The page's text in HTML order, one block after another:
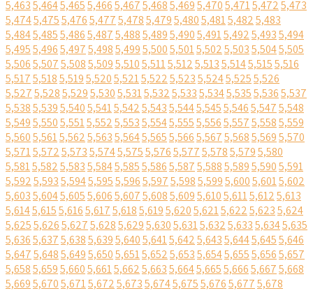
5,4635,4645,4655,4665,4675,4685,4695,4705,4715,4725,473
5,4745,4755,4765,4775,4785,4795,4805,4815,4825,483
5,4845,4855,4865,4875,4885,4895,4905,4915,4925,4935,494
5,4955,4965,4975,4985,4995,5005,5015,5025,5035,5045,505
5,5065,5075,5085,5095,5105,5115,5125,5135,5145,5155,516
5,5175,5185,5195,5205,5215,5225,5235,5245,5255,526
5,5275,5285,5295,5305,5315,5325,5335,5345,5355,5365,537
5,5385,5395,5405,5415,5425,5435,5445,5455,5465,5475,548
5,5495,5505,5515,5525,5535,5545,5555,5565,5575,5585,559
5,5605,5615,5625,5635,5645,5655,5665,5675,5685,5695,570
5,5715,5725,5735,5745,5755,5765,5775,5785,5795,580
5,5815,5825,5835,5845,5855,5865,5875,5885,5895,5905,591
5,5925,5935,5945,5955,5965,5975,5985,5995,6005,6015,602
5,6035,6045,6055,6065,6075,6085,6095,6105,6115,6125,613
5,6145,6155,6165,6175,6185,6195,6205,6215,6225,6235,624
5,6255,6265,6275,6285,6295,6305,6315,6325,6335,6345,635
5,6365,6375,6385,6395,6405,6415,6425,6435,6445,6455,646
5,6475,6485,6495,6505,6515,6525,6535,6545,6555,6565,657
5,6585,6595,6605,6615,6625,6635,6645,6655,6665,6675,668
5,6695,6705,6715,6725,6735,6745,6755,6765,6775,678